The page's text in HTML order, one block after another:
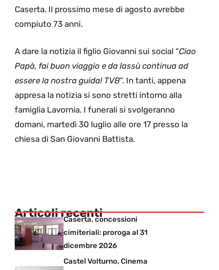
Caserta. Il prossimo mese di agosto avrebbe
compiuto 73 anni.
A dare la notizia il figlio Giovanni sui social “Ciao
Papà, fai buon viaggio e da lassù continua ad
essere la nostra guida! TVB“. In tanti, appena
appresa la notizia si sono stretti intorno alla
famiglia Lavornia. I funerali si svolgeranno
domani, martedì 30 luglio alle ore 17 presso la
chiesa di San Giovanni Battista.
Articoli recenti
Caserta, concessioni
cimiteriali: proroga al 31
dicembre 2026
Castel Volturno, Cinema